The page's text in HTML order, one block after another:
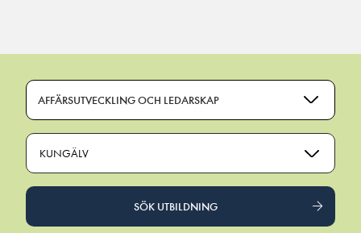
AFFÄRSUTVECKLING OCH LEDARSKAP
KUNGÄLV
SÖK UTBILDNING